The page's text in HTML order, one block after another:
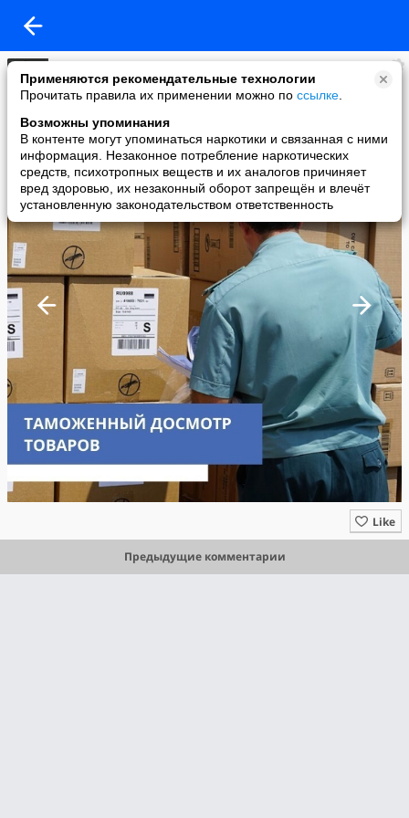
Применяются рекомендательные технологии
Прочитать правила их применении можно по ссылке
Возможны упоминания
В контенте могут упоминаться наркотики и связанная с ними
информация. Незаконное потребление наркотических
средств, психотропных веществ и их аналогов причиняет
вред здоровью, их незаконный оборот запрещён и влечёт
установленную законодательством ответственность
Таможня экспресс
added a photo
22 Sep в 12:54
Like
Предыдущие комментарии